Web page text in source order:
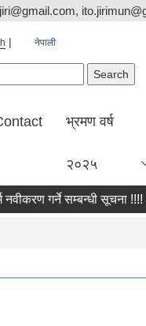
नेपाली
भ्रमण वर्ष
२०२५
गर्ने सम्बन्धी सूचना !!!!